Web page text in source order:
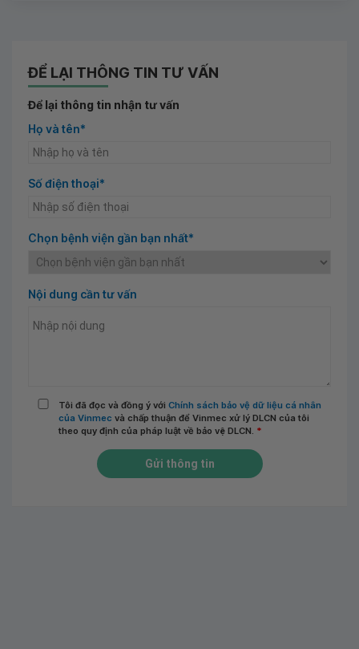
ĐỂ LẠI THÔNG TIN TƯ VẤN
Để lại thông tin nhận tư vấn
Họ và tên*
Số điện thoại*
Chọn bệnh viện gần bạn nhất*
Nội dung cần tư vấn
Tôi đã đọc và đồng ý với Chính sách bảo vệ dữ liệu cá nhân
của Vinmec và chấp thuận để Vinmec xử lý DLCN của tôi
theo quy định của pháp luật về bảo vệ DLCN. *
Gửi thông tin